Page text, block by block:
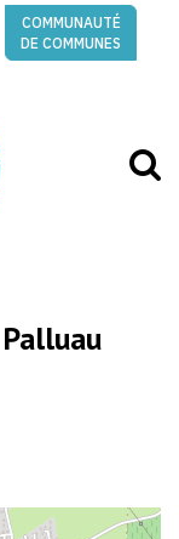
COMMUNAUTÉ
DE COMMUNES